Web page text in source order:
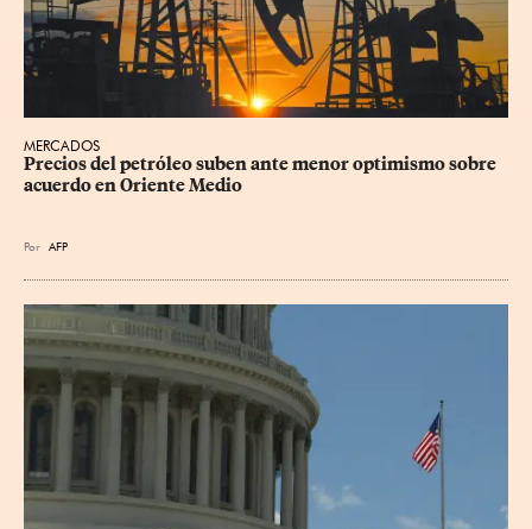
MERCADOS
Precios del petróleo suben ante menor optimismo sobre
acuerdo en Oriente Medio
Por AFP